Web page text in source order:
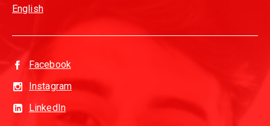
English
Facebook
Instagram
LinkedIn